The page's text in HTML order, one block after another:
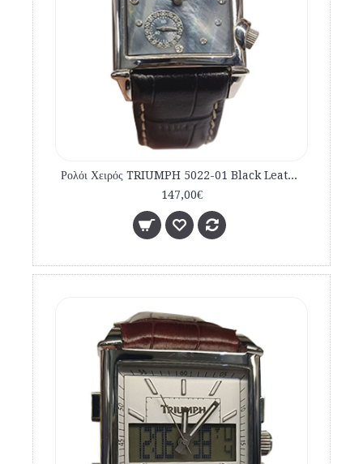
Ρολόι Χειρός TRIUMPH 5022-01 Black Leather Strap Swarovski
147,00€